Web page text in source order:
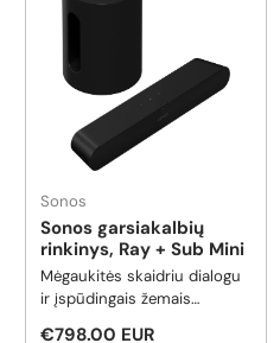
Sonos
Sonos garsiakalbių
rinkinys, Ray + Sub Mini
Mėgaukitės skaidriu dialogu
ir įspūdingais žemais
Reguliari kaina
€798.00 EUR